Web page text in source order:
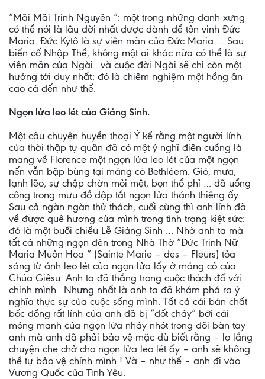
“Mãi Mãi Trinh Nguyên “: một trong những danh xưng
có thể nói là lâu đời nhất được dành để tôn vinh Đức
Maria. Đức Kytô là sự viên mãn của Đức Maria … Sau
biến cố Nhập Thể, không một ai khác nữa có thể là sự
viên mãn của Ngài…và cuộc đời Ngài sẽ chỉ còn một
hướng tới duy nhất: đó là chiêm nghiệm một hồng ân
cao cả đến như thế.
Ngọn lửa leo lét của Giáng Sinh.
Một câu chuyện huyền thoại Ý kể rằng một người lính
của thời thập tự quân đã có một ý nghĩ điên cuồng là
mang về Florence một ngọn lửa leo lét của một ngọn
nến vẫn bập bùng tại máng cỏ Bethléem. Gió, mưa,
lạnh lẽo, sự chập chờn mỏi mệt, bọn thổ phỉ … đã uổng
công trong mưu đồ dập tắt ngọn lửa thánh thiêng ấy.
Sau cả ngàn ngàn thử thách, cuối cùng thì anh lính đã
về được quê hương của mình trong tình trạng kiệt sức:
đó là một buổi chiều Lễ Giáng Sinh … Nhờ anh ta mà
tất cả những ngọn đèn trong Nhà Thờ “Đức Trinh Nữ
Maria Muôn Hoa ” (Sainte Marie – des – Fleurs) tỏa
sáng từ ánh leo lét của ngọn lửa lấy ở máng cỏ của
Chúa Giêsu. Anh ta đã thắng trong cuộc thách đố với
chính mình…Nhưng nhất là anh ta đã khám phá ra ý
nghĩa thực sự của cuộc sống mình. Tất cả cái bản chất
bốc đồng rất lính của anh đã bị “đốt cháy” bởi cái
mỏng manh của ngọn lửa nhảy nhót trong đôi bàn tay
anh mà anh đã phải bảo vệ mặc dù biết rằng – lo lắng
chuyện che chở cho ngọn lửa leo lét ấy – anh sẽ không
thể tự bảo vệ chính mình ! Và – như thế – anh đi vào
Vương Quốc của Tình Yêu.